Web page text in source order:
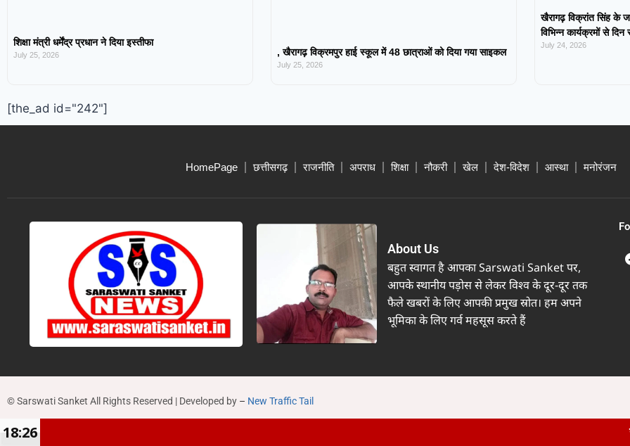
शिक्षा मंत्री धर्मेंद्र प्रधान ने दिया इस्तीफा
July 25, 2026 , खैरागढ़ विक्रमपुर हाई स्कूल में 48 छात्राओं को दिया गया साइकल
July 25, 2026
खैरागढ़ विक्रांत सिंह के
विभिन्न कार्यक्रमों से दिन
July 24, 2026
[the_ad id="242"]
HomePage छत्तीसगढ़ राजनीति अपराध शिक्षा नौकरी खेल देश-विदेश आस्था मनोरंजन
About Us
बहुत स्वागत है आपका Sarswati Sanket पर,
आपके स्थानीय पड़ोस से लेकर विश्व के दूर-दूर तक
फैले खबरों के लिए आपकी प्रमुख स्रोत। हम अपने
भूमिका के लिए गर्व महसूस करते हैं
© Sarswati Sanket All Rights Reserved | Developed by – New Traffic Tail
सरस्वती
18:26